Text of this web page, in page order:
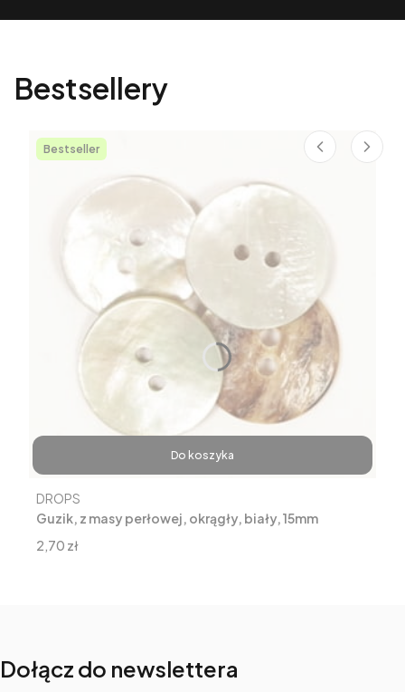
Bestsellery
Bestseller
Do koszyka
Guzik, z masy perłowej, okrągły, biały, 15mm
Producent
DROPS
Cena
2,70 zł
Dołącz do newslettera